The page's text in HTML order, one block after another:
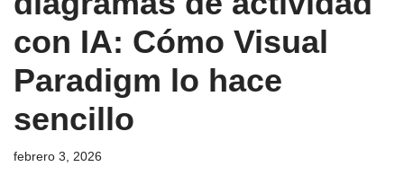
con IA: Cómo Visual
Paradigm lo hace
sencillo
febrero 3, 2026